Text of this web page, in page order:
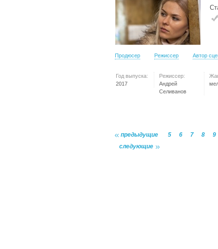
Продюсер Режиссер Автор
Год выпуска:
2017
Режиссер:
Андрей
Селиванов
предыдущие 5 6 7 8
9
следующие